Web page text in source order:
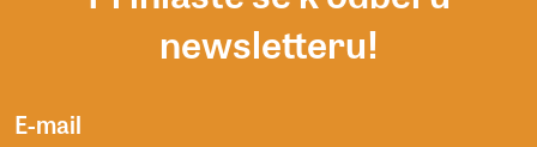
newsletteru!
E-mail